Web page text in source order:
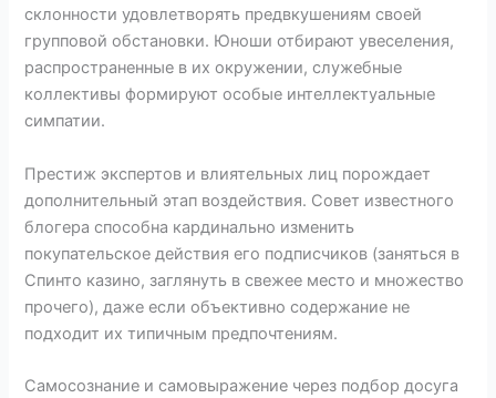
склонности удовлетворять предвкушениям своей
групповой обстановки. Юноши отбирают увеселения,
распространенные в их окружении, служебные
коллективы формируют особые интеллектуальные
симпатии.
Престиж экспертов и влиятельных лиц порождает
дополнительный этап воздействия. Совет известного
блогера способна кардинально изменить
покупательское действия его подписчиков (заняться в
Спинто казино, заглянуть в свежее место и множество
прочего), даже если объективно содержание не
подходит их типичным предпочтениям.
Самосознание и самовыражение через подбор досуга